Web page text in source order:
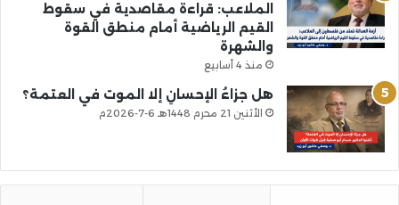
الملاعب: قراءة مقاصدية في سقوط
القيم الرياضية أمام منطق القوة
والشهرة
منذ 4 أسابيع
هل جزاءُ الإحسانِ إلا الموت في العتمة؟
الأثنين 21 محرم 1448هـ 6-7-2026م